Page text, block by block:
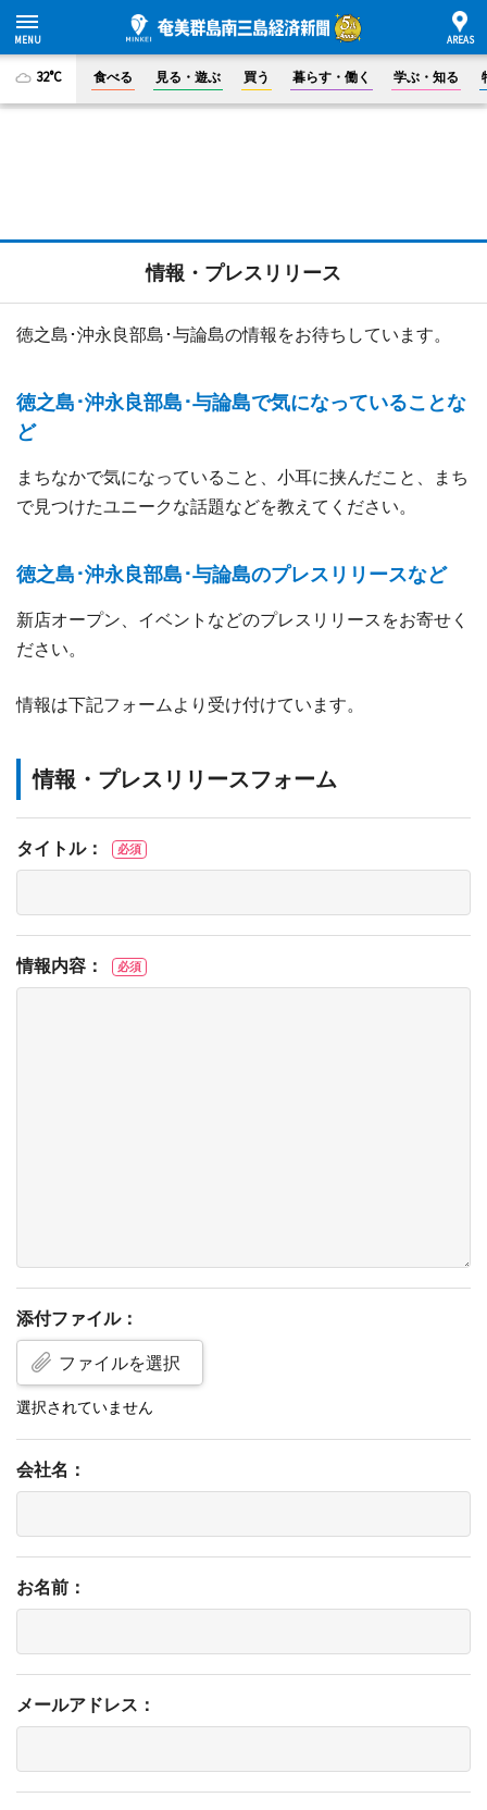
32°C 食べる 見る・遊ぶ 買う 暮らす・働く 学ぶ・知る
情報・プレスリリース
徳之島･沖永良部島･与論島の情報をお待ちしています。
徳之島･沖永良部島･与論島で気になっていることな
ど
まちなかで気になっていること、小耳に挟んだこと、まち
で見つけたユニークな話題などを教えてください。
徳之島･沖永良部島･与論島のプレスリリースなど
新店オープン、イベントなどのプレスリリースをお寄せく
ださい。
情報は下記フォームより受け付けています。
情報・プレスリリースフォーム
タイトル： 必須
情報内容： 必須
添付ファイル：
ファイルを選択
会社名：
お名前：
メールアドレス：